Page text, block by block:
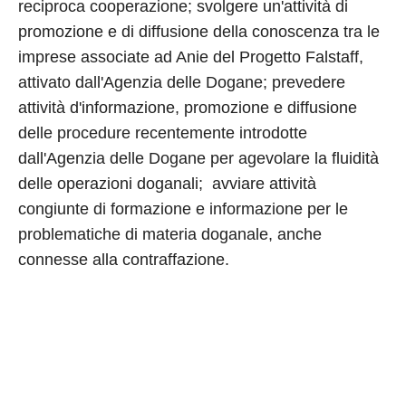
reciproca cooperazione; svolgere un'attività di
promozione e di diffusione della conoscenza tra le
imprese associate ad Anie del Progetto Falstaff,
attivato dall'Agenzia delle Dogane; prevedere
attività d'informazione, promozione e diffusione
delle procedure recentemente introdotte
dall'Agenzia delle Dogane per agevolare la fluidità
delle operazioni doganali; avviare attività
congiunte di formazione e informazione per le
problematiche di materia doganale, anche
connesse alla contraffazione.